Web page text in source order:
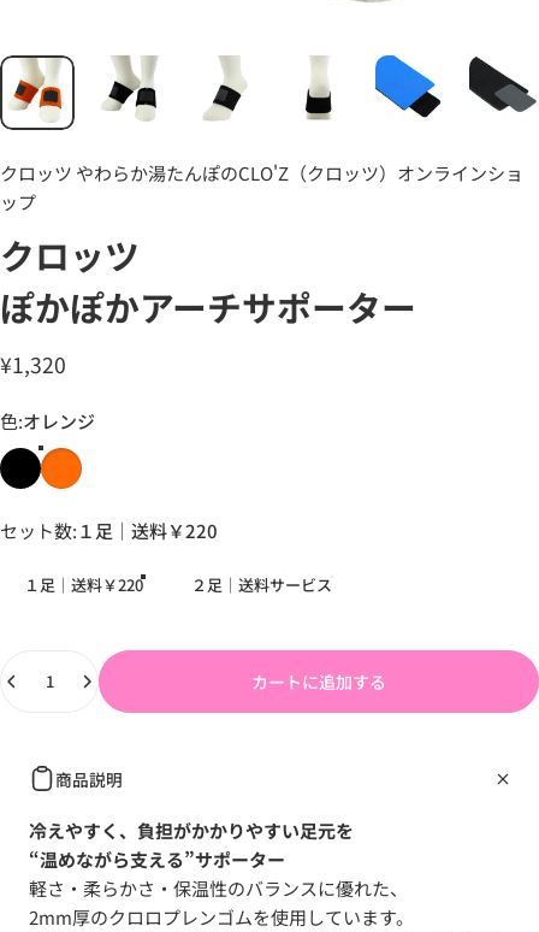
クロッツ やわらか湯たんぽのCLO'Z（クロッツ）オンラインショ
ップ
クロッツ
ぽかぽかアーチサポーター
¥1,320
色
色:オレンジ
セット数
セット数:１足｜送料￥220
１足｜送料￥220 ２足｜送料サービス
カートに追加する
商品説明
冷えやすく、負担がかかりやすい足元を
“温めながら支える”サポーター
軽さ・柔らかさ・保温性のバランスに優れた、
2mm厚のクロロプレンゴムを使用しています。